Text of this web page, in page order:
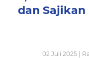
dan
02 Juli 2025 |